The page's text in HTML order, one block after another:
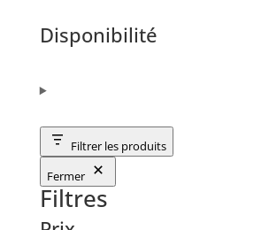
Disponibilité
Filtrer les produits
Fermer
Filtres